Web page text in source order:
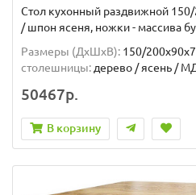
Стол кухонный раздвижной
/ шпон ясеня, ножки - массива
Размеры (ДхШxВ): 150/
столешницы: дерево / ясень /
50467р.
В корзину